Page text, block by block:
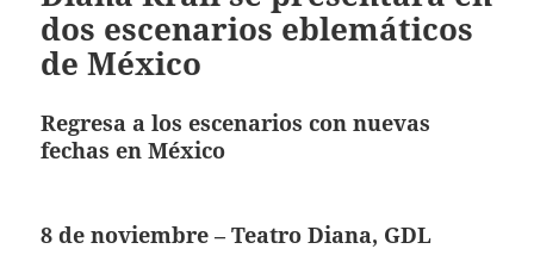
dos escenarios eblemáticos
de México
Regresa a los escenarios con nuevas
fechas en México
8 de noviembre – Teatro Diana, GDL